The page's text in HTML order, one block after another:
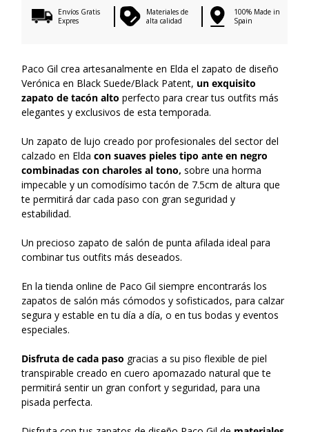
PATENT
PATENT
Envíos Gratis
Expres
Materiales de
alta calidad
100% Made in
Spain
Paco Gil crea artesanalmente en Elda el zapato de diseño
Verónica en Black Suede/Black Patent, un exquisito
zapato de tacón alto perfecto para crear tus outfits más
elegantes y exclusivos de esta temporada.
Un zapato de lujo creado por profesionales del sector del
calzado en Eldacon suaves pieles tipo ante en negro
combinadas con charoles al tono, sobre una horma
impecable y un comodísimo tacón de 7.5cm de altura que
te permitirá dar cada paso con gran seguridad y
estabilidad.
Un precioso zapato de salón de punta afilada ideal para
combinar tus outfits más deseados.
En la tienda online de Paco Gil siempre encontrarás los
zapatos de salón más cómodos y sofisticados, para calzar
segura y estable en tu día a día, o en tus bodas y eventos
especiales.
Disfruta de cada paso gracias a su piso flexible de piel
transpirable creado en cuero apomazado natural que te
permitirá sentir un gran confort y seguridad, para una
pisada perfecta.